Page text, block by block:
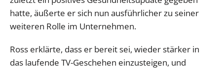
hatte, äußerte er sich nun ausführlicher zu seiner
weiteren Rolle im Unternehmen.
Ross erklärte, dass er bereit sei, wieder stärker in
das laufende TV-Geschehen einzusteigen, und